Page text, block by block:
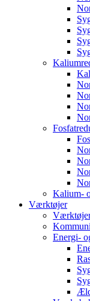
Kalium-
Værktøjer
Energi-